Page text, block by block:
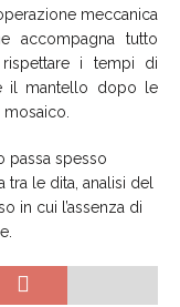
meccanica
accompagna tutto
rispettare i tempi di
il mantello dopo le
passa spesso
tra le dita, analisi del
in cui l’assenza di